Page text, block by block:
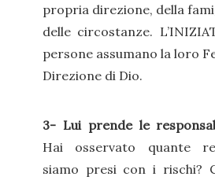
propria direzione, della
delle circostanze.
persone assumano la loro
Direzione di Dio.
3- Lui prende le
Hai osservato quante
siamo presi con i rischi?